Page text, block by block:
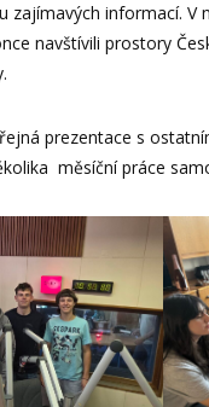
zajímavých informací.
navštívili prostory
prezentace s
měsíční práce